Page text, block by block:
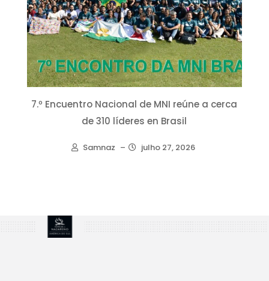
7.º Encuentro Nacional de MNI reúne a cerca
de 310 líderes en Brasil
Samnaz – julho 27, 2026